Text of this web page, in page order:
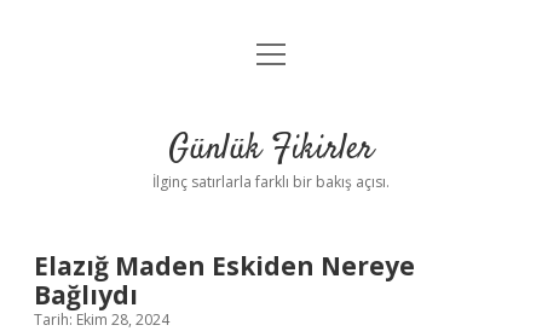
Anasayfa
Yasal Uyarı
menüyü
Günlük Fikirler
İlginç satırlarla farklı bir bakış açısı.
Elazığ Maden Eskiden Nereye
Bağlıydı
Tarih: Ekim 28, 2024